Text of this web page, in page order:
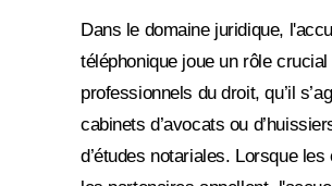
Dans le domaine juridique,
téléphonique joue un rôle
professionnels du droit, qu’il
cabinets d’avocats ou
d’études notariales. Lorsque les